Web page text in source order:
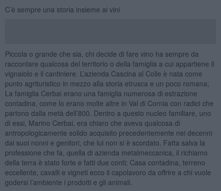
C’è sempre una storia insieme ai vini
Piccola o grande che sia, chi decide di fare vino ha sempre da
raccontare qualcosa del territorio o della famiglia a cui appartiene il
vignaiolo e il cantiniere. L’azienda Cascina al Colle è nata come
punto agrituristico in mezzo alla storia etrusca e un poco romana;
La famiglia Cerbai erano una famiglia numerosa di estrazione
contadina, come lo erano molte altre in Val di Cornia con radici che
partono dalla metà dell’800. Dentro a questo nucleo familiare, uno
di essi, Marino Cerbai, era chiaro che aveva qualcosa di
antropologicamente solido acquisito precedentemente nei decenni
dai suoi nonni e genitori, che lui non si è scordato. Fatta salva la
professione che fa, quella di azienda metalmeccanica, il richiamo
della terra è stato forte e fatti due conti; Casa contadina, terreno
eccellente, cavalli e vigneti ecco il capolavoro da offrire a chi vuole
godersi l’ambiente i prodotti e gli animali.